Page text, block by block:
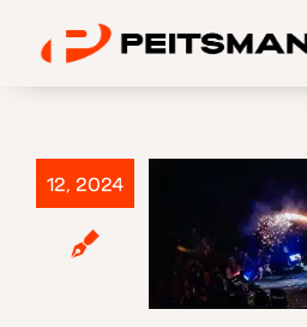
inhoud
12, 2024